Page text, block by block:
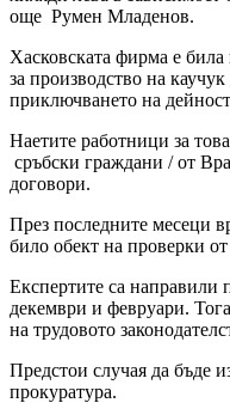
още Румен Младенов.
Хасковската фирма е била
за производство на
приключването на
Наетите работници за
сръбски граждани / от
договори.
През последните месеци
било обект на проверки
Експертите са направили
декември и февруари.
на трудовото
Предстои случая да бъде
прокуратура.